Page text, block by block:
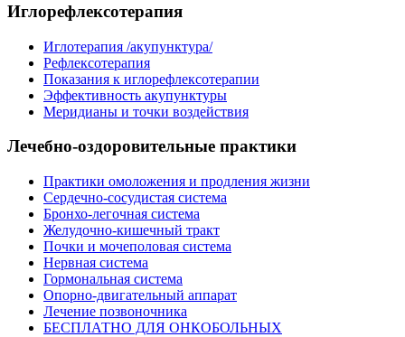
Иглорефлексотерапия
Иглотерапия /акупунктура/
Рефлексотерапия
Показания к иглорефлексотерапии
Эффективность акупунктуры
Меридианы и точки воздействия
Лечебно-оздоровительные практики
Практики омоложения и продления жизни
Сердечно-сосудистая система
Бронхо-легочная система
Желудочно-кишечный тракт
Почки и мочеполовая система
Нервная система
Гормональная система
Опорно-двигательный аппарат
Лечение позвоночника
БЕСПЛАТНО ДЛЯ ОНКОБОЛЬНЫХ